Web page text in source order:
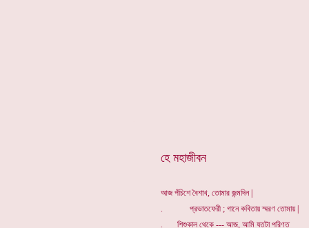
হে মহাজীবন
আজ পঁচিশে বৈশাখ, তোমার জন্মদিন|
. প্রভাতফেরী ; গানে কবিতায় স্মরণ তোমায় |
. শিশুকাল থেকে --- আজ, আমি যতটা পরিণত